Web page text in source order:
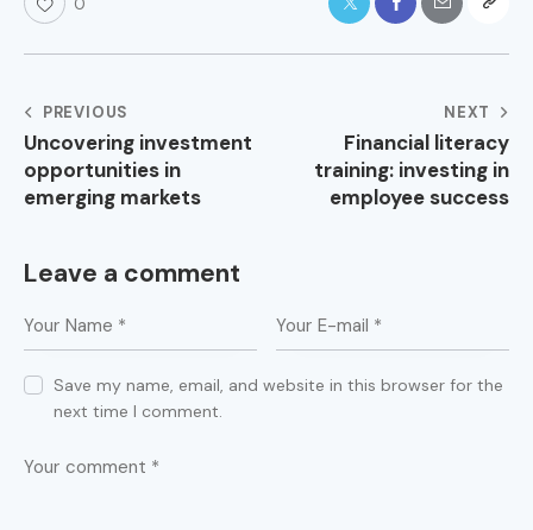
0
PREVIOUS
Uncovering investment
opportunities in
emerging markets
NEXT
Financial literacy
training: investing in
employee success
Leave a comment
Save my name, email, and website in this browser for the
next time I comment.